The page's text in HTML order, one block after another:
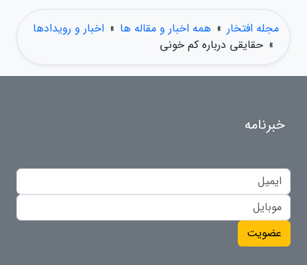
مجله افتخار » همه اخبار و مقاله ها » اخبار و رویدادها
» حقایقی درباره کم خونی
خبرنامه
عضویت